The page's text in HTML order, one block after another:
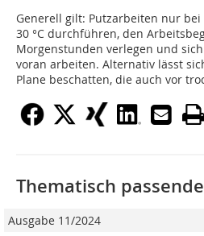
Generell gilt: Putzarbeiten nur
30 °C durchführen, den
Morgenstunden verlegen und
voran arbeiten. Alternativ lässt
Plane beschatten, die auch vor
Thematisch
Ausgabe 11/2024